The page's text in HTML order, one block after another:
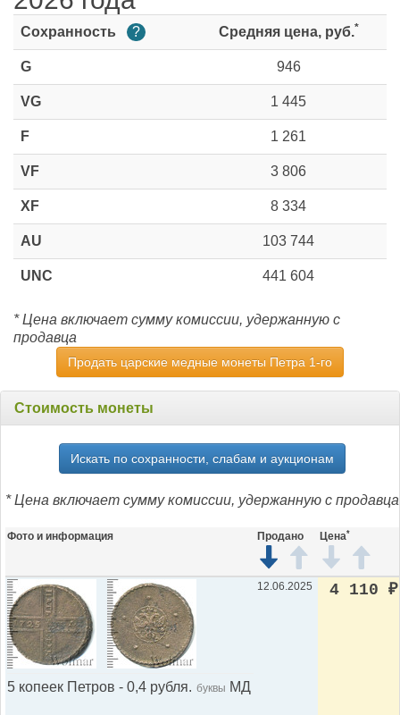
Сохранность ? Средняя цена, руб.*
G 946
VG 1 445
F 1 261
VF 3 806
XF 8 334
AU 103 744
UNC 441 604
* Цена включает сумму комиссии, удержанную с
продавца
Продать царские медные монеты Петра 1-го
Стоимость монеты
Искать по сохранности, слабам и аукционам
* Цена включает сумму комиссии, удержанную с продавца
Фото и информация Продано Цена*
5 копеек Петров - 0,4 рубля. буквы МД
12.06.2025 4 110 ₽